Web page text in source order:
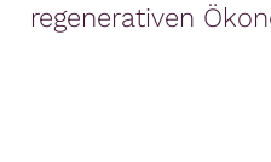
regenerativen